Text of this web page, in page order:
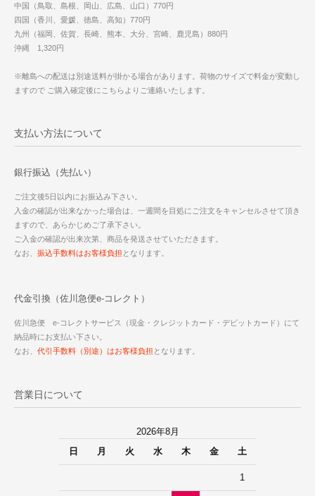
中国（鳥取、島根、岡山、広島、山口）770円
四国（香川、愛媛、徳島、高知）770円
九州（福岡、佐賀、長崎、熊本、大分、宮崎、鹿児島）880円
沖縄 1,320円
※離島への配送は別途送料が掛かる場合があります。荷物のサイズで料金が変動し
ますので ご購入確定後にこちらよりご連絡いたします。
支払い方法について
銀行振込（先払い）
ご注文後5日以内にお振込み下さい。
入金の確認が出来なかった場合は、一週間を目処にご注文をキャンセルさせて頂き
ますので、あらかじめご了承下さい。
ご入金の確認が出来次第、商品を発送させていただきます。
なお、 振込手数料はお客様負担 となります。
代金引換（佐川急便e-コレクト）
佐川急便 e-コレクトサービス（現金・クレジットカード・デビットカード）にて
納品時にお支払い下さい。
なお、 代引手数料（別途）はお客様負担 となります。
営業日について
2026年8月
日
月 火 水 木 金 土
1